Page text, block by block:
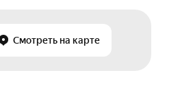
Смотреть на карте